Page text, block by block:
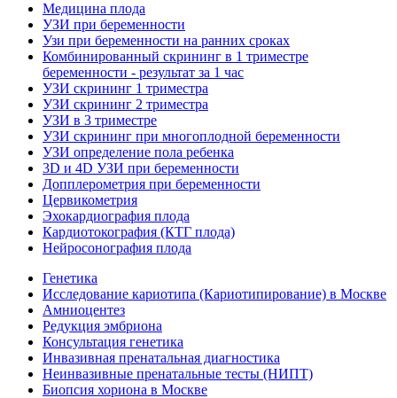
Медицина плода
УЗИ при беременности
Узи при беременности на ранних сроках
Комбинированный скрининг в 1 триместре
беременности - результат за 1 час
УЗИ скрининг 1 триместра
УЗИ скрининг 2 триместра
УЗИ в 3 триместре
УЗИ скрининг при многоплодной беременности
УЗИ определение пола ребенка
3D и 4D УЗИ при беременности
Допплерометрия при беременности
Цервикометрия
Эхокардиография плода
Кардиотокография (КТГ плода)
Нейросонография плода
Генетика
Исследование кариотипа (Кариотипирование) в Москве
Амниоцентез
Редукция эмбриона
Консультация генетика
Инвазивная пренатальная диагностика
Неинвазивные пренатальные тесты (НИПТ)
Биопсия хориона в Москве